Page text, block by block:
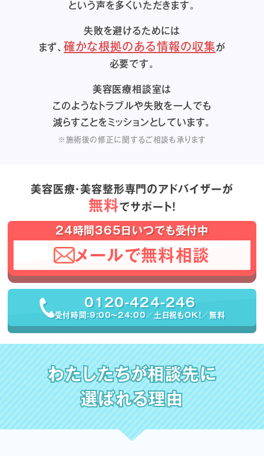
という声を多くいただきます。
失敗を避けるためには
まず、確かな根拠のある情報の収集が
必要です。
美容医療相談室は
このようなトラブルや失敗を一人でも
減らすことをミッションとしています。
※施術後の修正に関するご相談も承ります
美容医療・美容整形専門のアドバイザーが
無料でサポート！
24時間365日いつでも受付中
メールで無料相談
0120-424-246
受付時間：9:00〜24:00／土日祝もOK！／無料
わたしたちが相談先に
選ばれる理由